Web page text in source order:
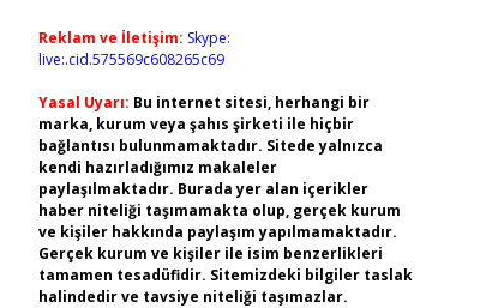
Reklam ve İletişim: Skype:
live:.cid.575569c608265c69
Yasal Uyarı: Bu internet sitesi, herhangi bir
marka, kurum veya şahıs şirketi ile hiçbir
bağlantısı bulunmamaktadır. Sitede yalnızca
kendi hazırladığımız makaleler
paylaşılmaktadır. Burada yer alan içerikler
haber niteliği taşımamakta olup, gerçek kurum
ve kişiler hakkında paylaşım yapılmamaktadır.
Gerçek kurum ve kişiler ile isim benzerlikleri
tamamen tesadüfidir. Sitemizdeki bilgiler taslak
halindedir ve tavsiye niteliği taşımazlar.